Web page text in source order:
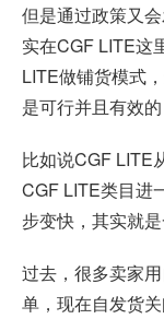
但是通过政策又
实在CGF LITE这
LITE做铺货模式
是可行并且有效的
比如说CGF LITE
CGF LITE类目进
步变快，其实就是
过去，很多卖家
单，现在自发货